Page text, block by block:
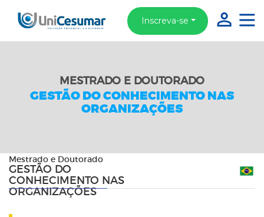
Inscreva-se
MESTRADO E DOUTORADO
GESTÃO DO CONHECIMENTO NAS
ORGANIZAÇÕES
Mestrado e Doutorado
GESTÃO DO
CONHECIMENTO NAS
ORGANIZAÇÕES